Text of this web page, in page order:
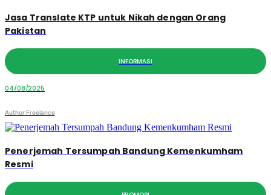
Jasa Translate KTP untuk Nikah dengan Orang
Pakistan
INFORMASI
04/08/2025
Author Freelance
Penerjemah Tersumpah Bandung Kemenkumham
Resmi